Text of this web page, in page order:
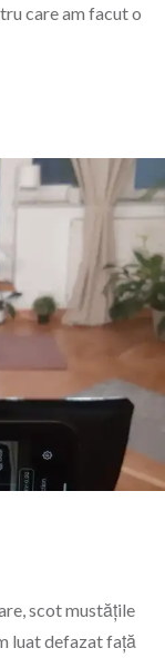
care am facut o
scot mustățile
luat defazat față